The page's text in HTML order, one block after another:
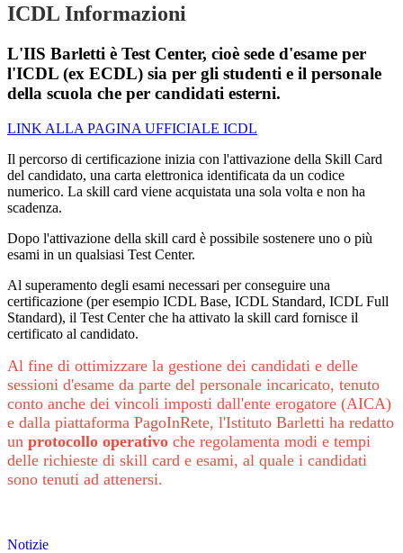
ICDL Informazioni
L'IIS Barletti è Test Center, cioè sede d'esame per
l'ICDL (ex ECDL) sia per gli studenti e il personale
della scuola che per candidati esterni.
LINK ALLA PAGINA UFFICIALE ICDL
Il percorso di certificazione inizia con l'attivazione della Skill Card
del candidato, una carta elettronica identificata da un codice
numerico. La skill card viene acquistata una sola volta e non ha
scadenza.
Dopo l'attivazione della skill card è possibile sostenere uno o più
esami in un qualsiasi Test Center.
Al superamento degli esami necessari per conseguire una
certificazione (per esempio ICDL Base, ICDL Standard, ICDL Full
Standard), il Test Center che ha attivato la skill card fornisce il
certificato al candidato.
Al fine di ottimizzare la gestione dei candidati e delle
sessioni d'esame da parte del personale incaricato, tenuto
conto anche dei vincoli imposti dall'ente erogatore (AICA)
e dalla piattaforma PagoInRete, l'Istituto Barletti ha redatto
un protocollo operativo che regolamenta modi e tempi
delle richieste di skill card e esami, al quale i candidati
sono tenuti ad attenersi.
Notizie